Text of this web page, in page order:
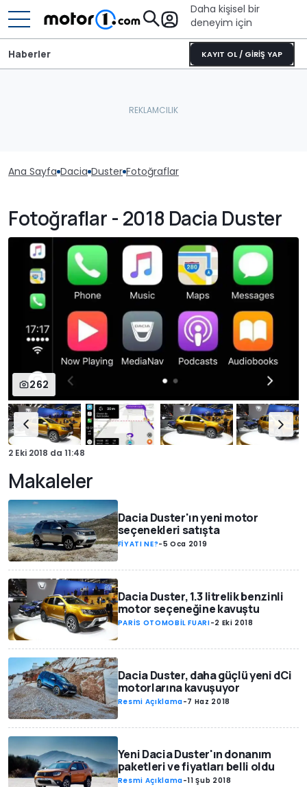
Daha kişisel bir
deneyim için
KAYIT OL / GİRİŞ YAP
Haberler
Ana Sayfa Dacia Duster Fotoğraflar
Fotoğraflar - 2018 Dacia Duster
262
2 Eki 2018 da 11:48
Makaleler
Dacia Duster'ın yeni motor
seçenekleri satışta
FİYATI NE?-5 Oca 2019
Dacia Duster, 1.3 litrelik benzinli
motor seçeneğine kavuştu
PARİS OTOMOBİL FUARI-2 Eki 2018
Dacia Duster, daha güçlü yeni dCi
motorlarına kavuşuyor
Resmi Açıklama-7 Haz 2018
Yeni Dacia Duster'ın donanım
paketleri ve fiyatları belli oldu
Resmi Açıklama-11 Şub 2018